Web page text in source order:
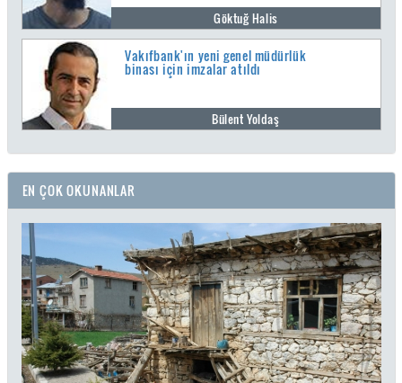
Göktuğ Halis
Vakıfbank'ın yeni genel müdürlük
binası için imzalar atıldı
Bülent Yoldaş
EN ÇOK OKUNANLAR